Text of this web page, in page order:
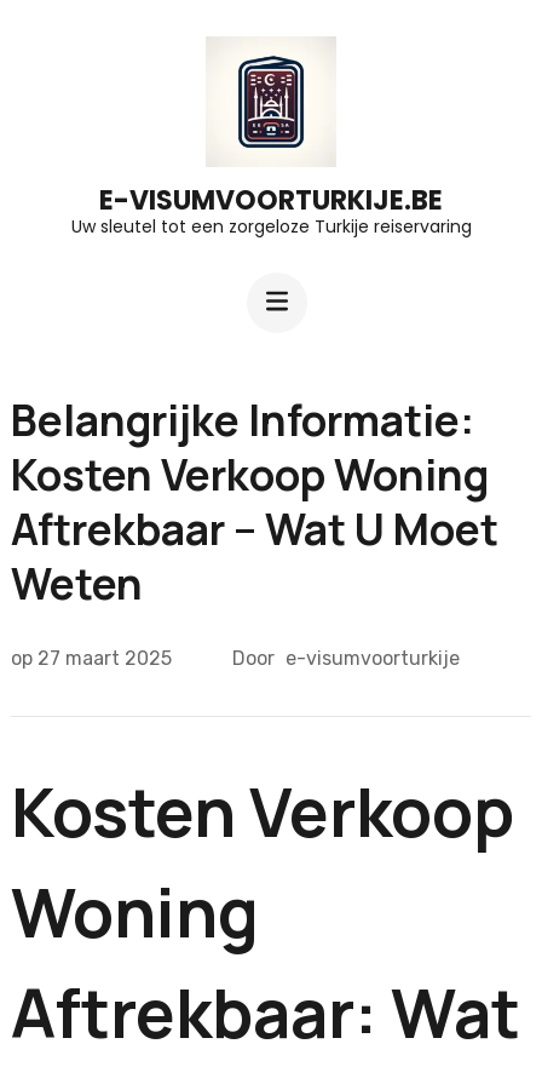
E-VISUMVOORTURKIJE.BE
Uw sleutel tot een zorgeloze Turkije reiservaring
Belangrijke Informatie:
Kosten Verkoop Woning
Aftrekbaar – Wat U Moet
Weten
op 27 maart 2025 Door e-visumvoorturkije
Kosten Verkoop
Woning
Aftrekbaar: Wat